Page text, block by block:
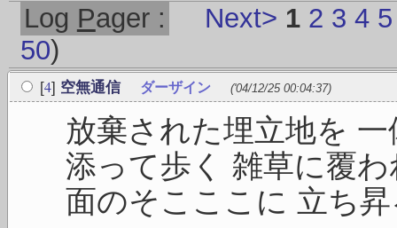
Log Pager : Next> 1 2 3 4 5
50)
[4] 空無通信 ダーザイン ('04/12/25 00:04:37)
放棄された埋立地を
添って歩く 雑草に覆
面のそこここに 立ち